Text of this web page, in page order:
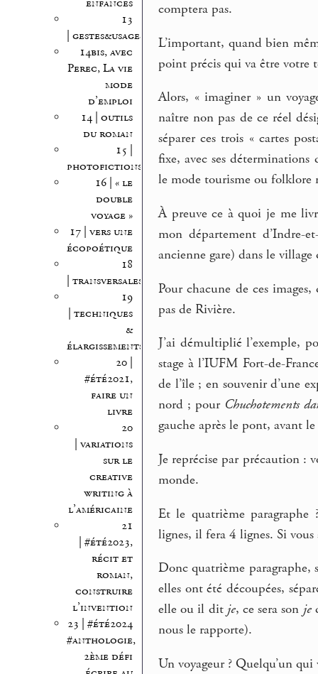
enfances
13
| gestes&usages
14bis, avec
Perec, La vie
mode
d’emploi
14 | outils
du roman
15 |
photofictions
16 | « le
double
voyage »
17 | vers une
écopoétique
18
| transversales
19
| techniques
&
élargissements
20 |
#été2021,
faire un
livre
20
| variations
sur le
creative
writing à
l’américaine
21
| #été2023,
récit et
roman,
construire
l’invention
23 | #été2024
#anthologie,
2ème défi
comptera pas.
L’important, quand bien
point précis qui va être votre
Alors, « imaginer » un
naître non pas de ce réel
séparer ces trois « cartes
fixe, avec ses
le mode tourisme ou folklore
À preuve ce à quoi je me
mon département d’Indre-
ancienne gare) dans le
Pour chacune de ces
pas de Rivière.
J’ai démultiplié l’exemple,
stage à l’IUFM Fort-de-
de l’île ; en souvenir d’une
nord ; pour Chuchotements
gauche après le pont, avant
Je reprécise par précaution :
monde.
Et le quatrième
lignes, il fera 4 lignes. Si
Donc quatrième paragraphe,
elles ont été découpées,
elle ou il dit je, ce sera son je
nous le rapporte).
Un voyageur ? Quelqu’un